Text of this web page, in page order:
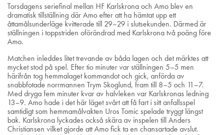
Torsdagens seriefinal mellan HF Karlskrona och Amo blev en
dramatisk tillställning där Amo efter att ha hämtat upp ett
åttamålsunderläge kvitterade till 29–29 i slutsekunden. Därmed är
ställningen i toppstriden oförändrad med Karlskrona två poäng före
Amo.
Matchen inleddes litet trevande av båda lagen och det märktes att
mycket stod på spel. Efter tio minuter var ställningen 5–5 men
härifrån tog hemmalaget kommandot och gick, anförda av
snabbfotade norrmannen Trym Skoglund, fram till 8–5 och 11–7.
Med dryga fem minuter kvar av halvleken var Karlskronas ledning
13–9. Amo hade i det här läget svårt att få fart i sitt anfallsspel
samtidigt som hemmamålvakten Uros Tomic spelade tryggt längst
bak. Karlskrona lyckades också skära av inspelen till Anders
Christiansen vilket gjorde att Amo fick ta en chansartade avslut.